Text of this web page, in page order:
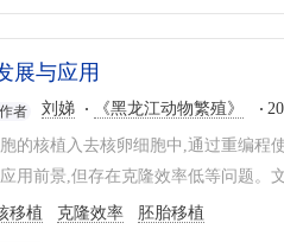
展与应用
者 刘娣 《黑龙江动物繁殖》
的核植入去核卵细胞中,通过重编
用前景,但存在克隆效率低等问题。
移植 克隆效率 胚胎移植